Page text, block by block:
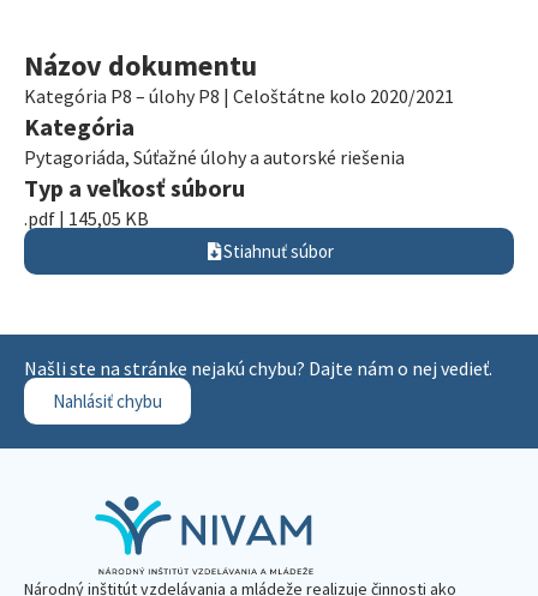
Názov dokumentu
Kategória P8 – úlohy P8 | Celoštátne kolo 2020/2021
Kategória
Pytagoriáda, Súťažné úlohy a autorské riešenia
Typ a veľkosť súboru
.pdf | 145,05 KB
Stiahnuť súbor
Našli ste na stránke nejakú chybu? Dajte nám o nej vedieť.
Nahlásiť chybu
Národný inštitút vzdelávania a mládeže realizuje činnosti ako